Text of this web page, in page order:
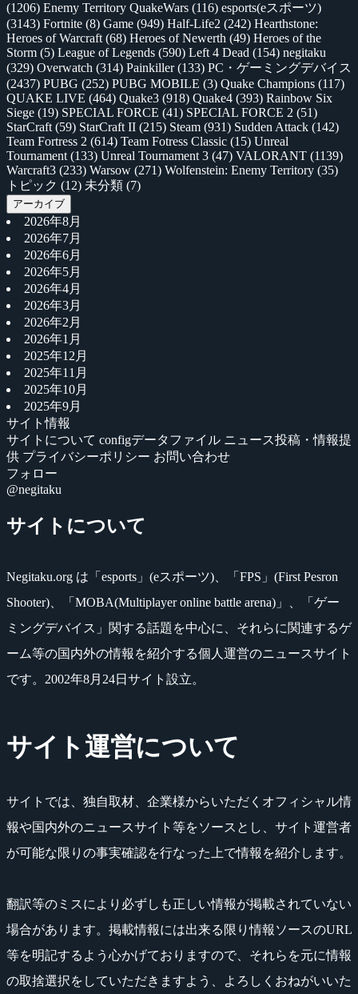
(1206) Enemy Territory QuakeWars (116) esports(eスポーツ)
(3143) Fortnite (8) Game (949) Half-Life2 (242) Hearthstone:
Heroes of Warcraft (68) Heroes of Newerth (49) Heroes of the
Storm (5) League of Legends (590) Left 4 Dead (154) negitaku
(329) Overwatch (314) Painkiller(133) PC・ゲーミングデバイス
(2437) PUBG (252) PUBG MOBILE (3) Quake Champions (117)
QUAKE LIVE (464) Quake3 (918) Quake4 (393) Rainbow Six
Siege (19) SPECIAL FORCE (41) SPECIAL FORCE 2 (51)
StarCraft (59) StarCraft II (215) Steam (931) Sudden Attack (142)
Team Fortress 2 (614) Team Fotress Classic (15) Unreal
Tournament (133) Unreal Tournament 3 (47) VALORANT (1139)
Warcraft3 (233) Warsow (271) Wolfenstein: Enemy Territory (35)
トピック (12) 未分類 (7)
アーカイブ
2026年8月
2026年7月
2026年6月
2026年5月
2026年4月
2026年3月
2026年2月
2026年1月
2025年12月
2025年11月
2025年10月
2025年9月
サイト情報
サイトについて configデータファイル ニュース投稿・情報提
供 プライバシーポリシー お問い合わせ
フォロー
@negitaku
サイトについて
Negitaku.org は「esports」(eスポーツ)、「FPS」(First Pesron
Shooter)、「MOBA(Multiplayer online battle arena)」、「ゲー
ミングデバイス」関する話題を中心に、それらに関連するゲ
ーム等の国内外の情報を紹介する個人運営のニュースサイト
です。2002年8月24日サイト設立。
サイト運営について
サイトでは、独自取材、企業様からいただくオフィシャル情
報や国内外のニュースサイト等をソースとし、サイト運営者
が可能な限りの事実確認を行なった上で情報を紹介します。
翻訳等のミスにより必ずしも正しい情報が掲載されていない
場合があります。掲載情報には出来る限り情報ソースのURL
等を明記するよう心かげておりますので、それらを元に情報
の取捨選択をしていただきますよう、よろしくおねがいいた